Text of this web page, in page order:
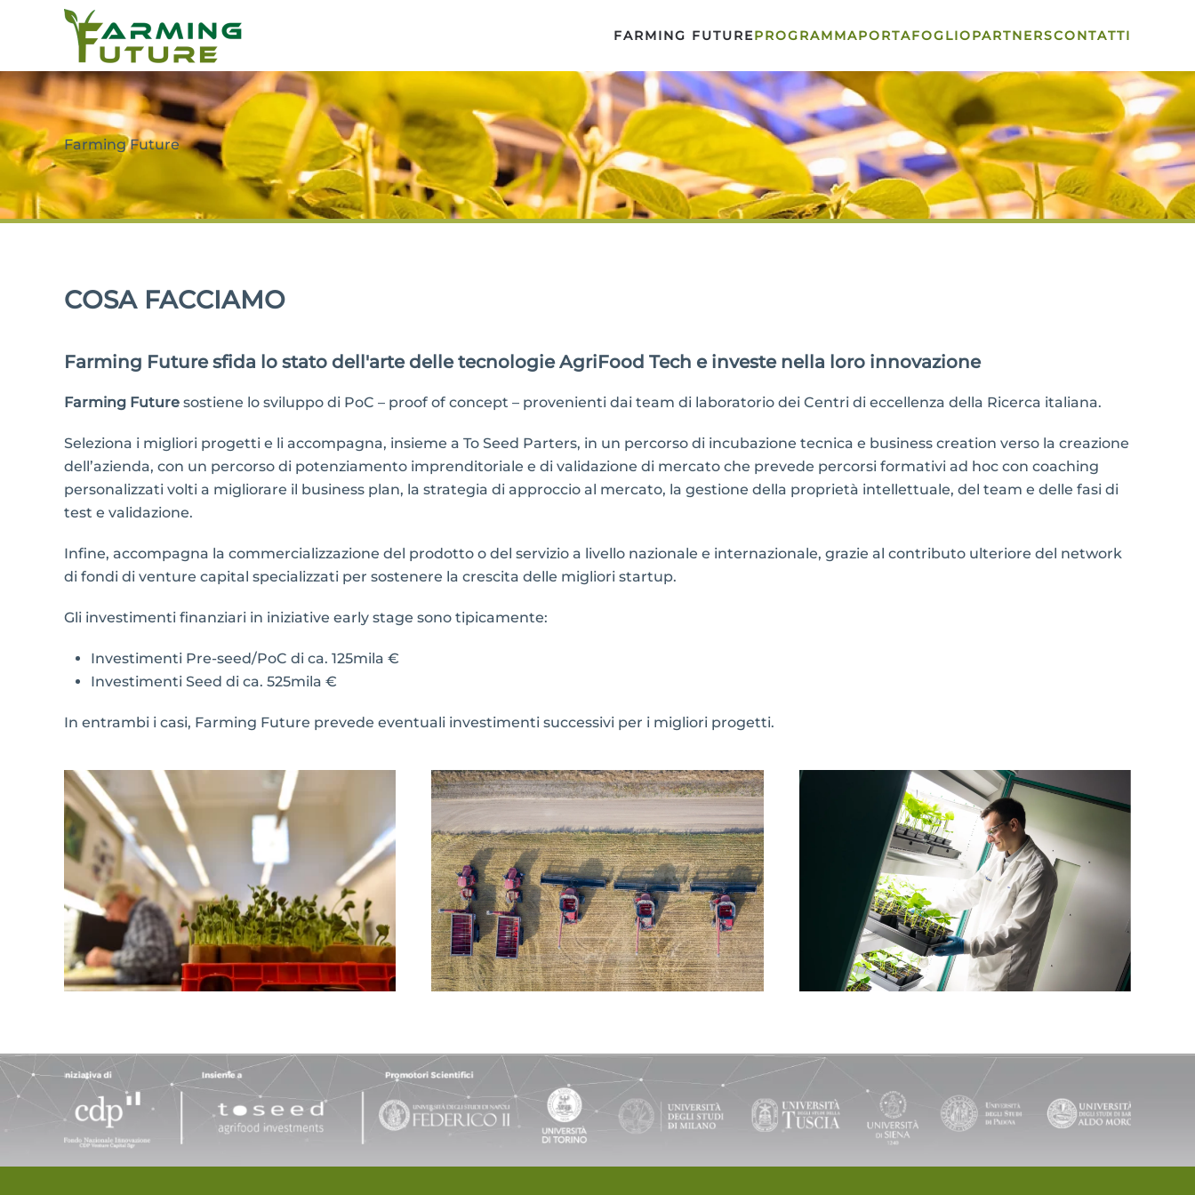
FARMING FUTUREPROGRAMMAPORTAFOGLIOPARTNERSCONTATTI
Farming Future
COSA FACCIAMO
Farming Future sfida lo stato dell'arte delle tecnologie AgriFood Tech e investe nella loro innovazione
Farming Future sostiene lo sviluppo di PoC – proof of concept – provenienti dai team di laboratorio dei Centri di eccellenza della Ricerca italiana.
Seleziona i migliori progetti e li accompagna, insieme a To Seed Parters, in un percorso di incubazione tecnica e business creation verso la creazione
dell’azienda, con un percorso di potenziamento imprenditoriale e di validazione di mercato che prevede percorsi formativi ad hoc con coaching
personalizzati volti a migliorare il business plan, la strategia di approccio al mercato, la gestione della proprietà intellettuale, del team e delle fasi di
test e validazione.
Infine, accompagna la commercializzazione del prodotto o del servizio a livello nazionale e internazionale, grazie al contributo ulteriore del network
di fondi di venture capital specializzati per sostenere la crescita delle migliori startup.
Gli investimenti finanziari in iniziative early stage sono tipicamente:
Investimenti Pre-seed/PoC di ca. 125mila €
Investimenti Seed di ca. 525mila €
In entrambi i casi, Farming Future prevede eventuali investimenti successivi per i migliori progetti.